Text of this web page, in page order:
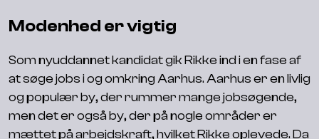
Modenhed er vigtig
Som nyuddannet kandidat gik Rikke ind i en fase af
at søge jobs i og omkring Aarhus. Aarhus er en livlig
og populær by, der rummer mange jobsøgende,
men det er også by, der på nogle områder er
mættet på arbejdskraft, hvilket Rikke oplevede. Da